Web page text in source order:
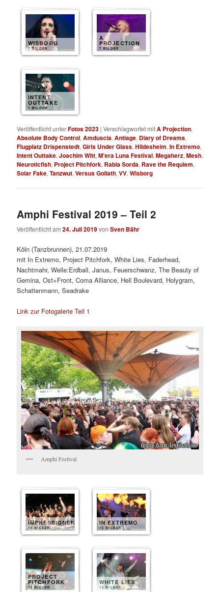
WISBORG
7 BILDER
A
PROJECTION
7 BILDER
INTENT
OUTTAKE
7 BILDER
Veröffentlicht unterFotos 2023 |Verschlagwortet mitA Projection,
Absolute Body Control,Amduscia,Antiage, Diary of Dreams,
Flugplatz Drispenstedt,Girls Under Glass,Hildesheim,In Extremo,
Intent Outtake,Joachim Witt,M'era Luna Festival,Megaherz,Mesh,
Neuroticfish, Project Pitchfork, Rabia Sorda, Rave the Requiem,
Solar Fake,Tanzwut,Versus Goliath,VV,Wisborg
Amphi Festival 2019 – Teil 2
Veröffentlicht am24. Juli 2019vonSven Bähr
Köln (Tanzbrunnen), 21.07.2019
mit In Extremo, Project Pitchfork, White Lies, Faderhead,
Nachtmahr, Welle:Erdball, Janus, Feuerschwanz, The Beauty of
Gemina, Ost+Front, Coma Alliance, Hell Boulevard, Holygram,
Schattenmann, Seadrake
Link zur Fotogalerie Teil 1
Amphi Festival
IMPRESSIONEN
15 BILDER
IN EXTREMO
15 BILDER
PROJECT
PITCHFORK
13 BILDER
WHITE LIES
12 BILDER